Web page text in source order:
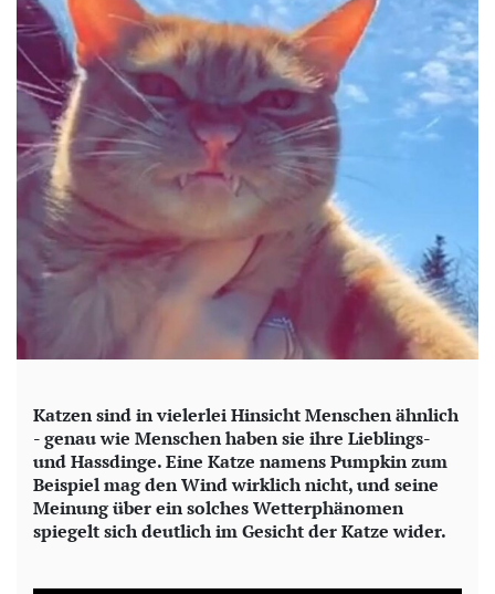
Katzen sind in vielerlei Hinsicht Menschen ähnlich
- genau wie Menschen haben sie ihre Lieblings-
und Hassdinge. Eine Katze namens Pumpkin zum
Beispiel mag den Wind wirklich nicht, und seine
Meinung über ein solches Wetterphänomen
spiegelt sich deutlich im Gesicht der Katze wider.